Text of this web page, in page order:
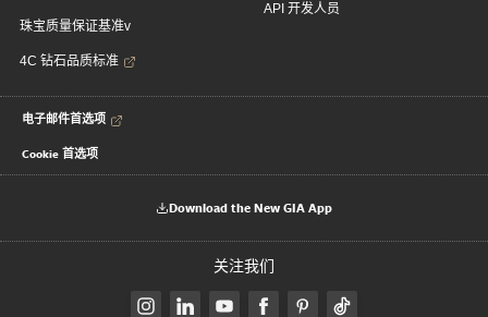
珠宝质量保证基准v
4C 钻石品质标准
API 开发人员
电子邮件首选项
Cookie 首选项
Download the New GIA App
关注我们